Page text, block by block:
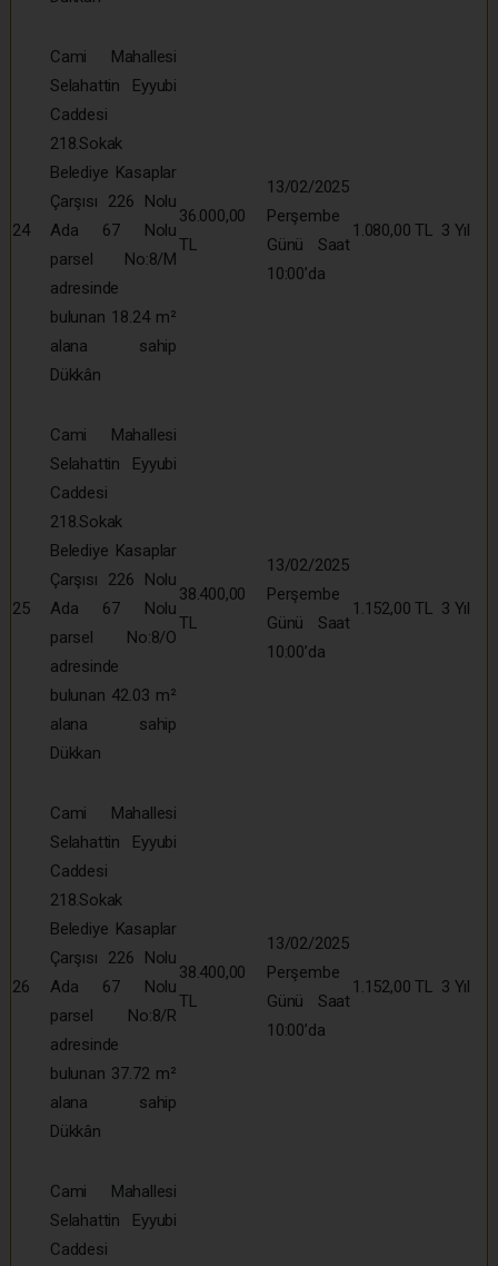
24
Cami Mahallesi
Selahattin Eyyubi
Caddesi
218.Sokak
Belediye Kasaplar
Çarşısı 226 Nolu
Ada 67 Nolu
parsel No:8/M
adresinde
bulunan 18.24 m²
alana sahip
Dükkân
36.000,00
TL
13/02/2025
Perşembe
Günü Saat
10:00’da
1.080,00 TL 3 Yıl
25
Cami Mahallesi
Selahattin Eyyubi
Caddesi
218.Sokak
Belediye Kasaplar
Çarşısı 226 Nolu
Ada 67 Nolu
parsel No:8/O
adresinde
bulunan 42.03 m²
alana sahip
Dükkan
38.400,00
TL
13/02/2025
Perşembe
Günü Saat
10:00’da
1.152,00 TL 3 Yıl
26
Cami Mahallesi
Selahattin Eyyubi
Caddesi
218.Sokak
Belediye Kasaplar
Çarşısı 226 Nolu
Ada 67 Nolu
parsel No:8/R
adresinde
bulunan 37.72 m²
alana sahip
Dükkân
38.400,00
TL
13/02/2025
Perşembe
Günü Saat
10:00’da
1.152,00 TL 3 Yıl
Cami Mahallesi
Selahattin Eyyubi
Caddesi